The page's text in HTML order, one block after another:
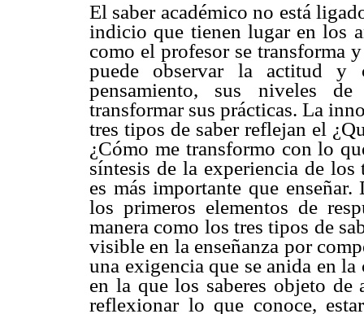
El saber académico no está
indicio que tienen lugar en los
como el profesor se transforma
puede observar la actitud y
pensamiento, sus niveles
transformar sus prácticas. La
tres tipos de saber reflejan el
¿Cómo me transformo con lo
síntesis de la experiencia de los
es más importante que
los primeros elementos de
manera como los tres tipos de
visible en la enseñanza por
una exigencia que se anida en
en la que los saberes objeto de
reflexionar lo que conoce,